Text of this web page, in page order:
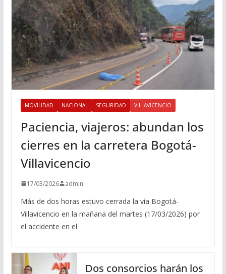
MOVILIDAD NACIONAL SEGURIDAD VILLAVICENCIO
Paciencia, viajeros: abundan los
cierres en la carretera Bogotá-
Villavicencio
17/03/2026 admin
Más de dos horas estuvo cerrada la vía Bogotá-
Villavicencio en la mañana del martes (17/03/2026) por
el accidente en el
Dos consorcios harán los